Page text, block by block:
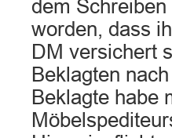
dem
worden, dass
DM versichert
Beklagten nach
Beklagte habe